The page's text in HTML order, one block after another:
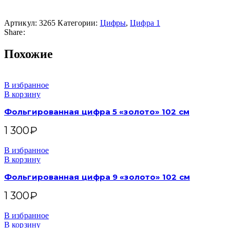
Артикул: 3265Категории: Цифры, Цифра 1
Share:
Похожие
В избранное
В корзину
Фольгированная цифра 5 «золото» 102 см
1 300₽
В избранное
В корзину
Фольгированная цифра 9 «золото» 102 см
1 300₽
В избранное
В корзину